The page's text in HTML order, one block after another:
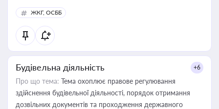
ЖКГ, ОСББ
Будівельна діяльність +6
Про що тема: Тема охоплює правове регулювання
здійснення будівельної діяльності, порядок отримання
дозвільних документів та проходження державного